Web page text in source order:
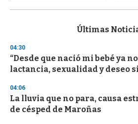
s
d
s
o
f
3
s
e
c
Últimas
04:30
“Desde que nació mi bebé ya
lactancia, sexualidad y deseo
04:06
La lluvia que no para, causa
de césped de Maroñas